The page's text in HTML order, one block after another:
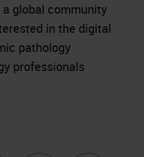
a global community
in the digital
pathology
professionals